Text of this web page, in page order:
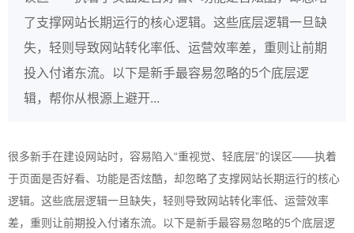
了支撑网站长期运行的核心逻辑。这些底层逻辑一旦缺
失，轻则导致网站转化率低、运营效率差，重则让前期
投入付诸东流。以下是新手最容易忽略的5个底层逻
辑，帮你从根源上避开...
很多新手在建设网站时，容易陷入“重视觉、轻底层”的误区——执着
于页面是否好看、功能是否炫酷，却忽略了支撑网站长期运行的核心
逻辑。这些底层逻辑一旦缺失，轻则导致网站转化率低、运营效率
差，重则让前期投入付诸东流。以下是新手最容易忽略的5个底层逻